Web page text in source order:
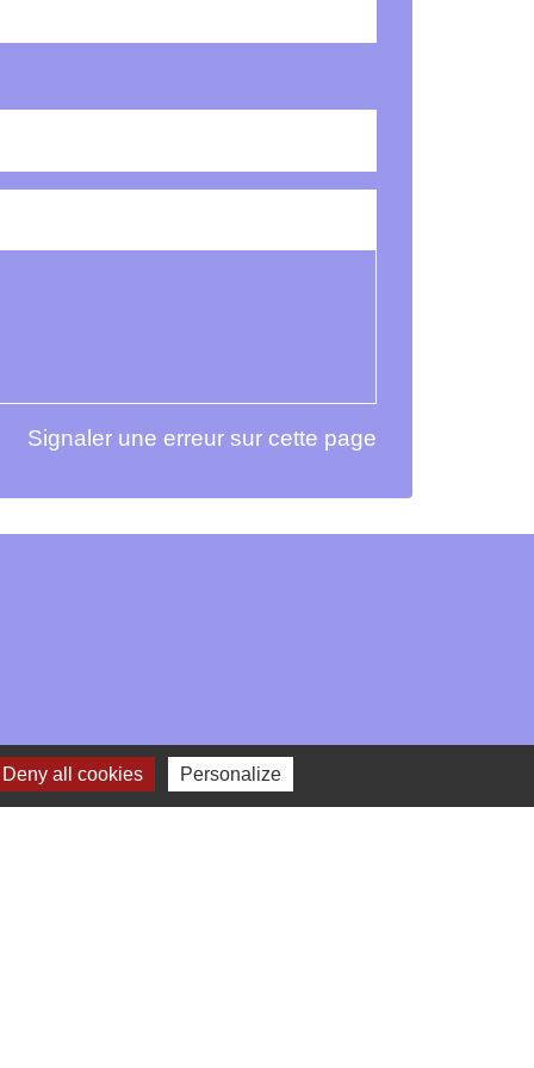
Signaler une erreur sur cette page
Deny all cookies Personalize